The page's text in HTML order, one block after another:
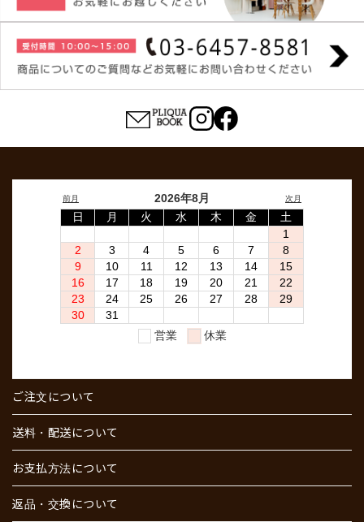
ご注文について
送料・配送について
お支払方法について
返品・交換について